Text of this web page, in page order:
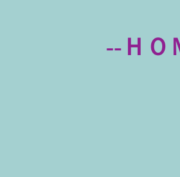
--ＨＯ